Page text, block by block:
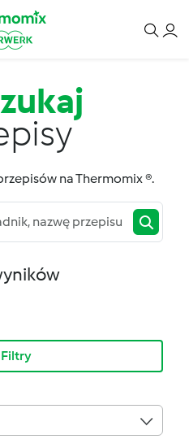
na Thermomix ®.
Filtry